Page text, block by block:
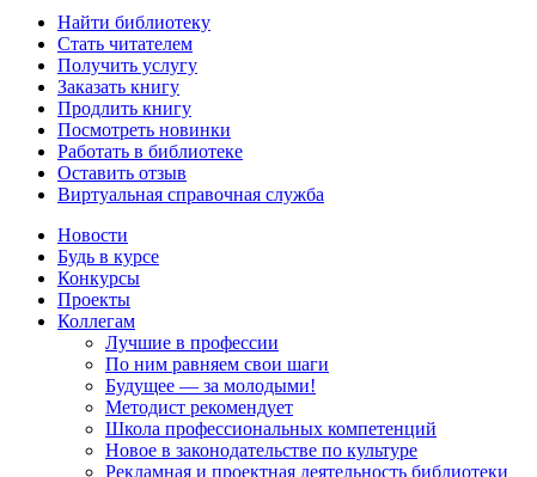
Найти библиотеку
Стать читателем
Получить услугу
Заказать книгу
Продлить книгу
Посмотреть новинки
Работать в библиотеке
Оставить отзыв
Виртуальная справочная служба
Новости
Будь в курсе
Конкурсы
Проекты
Коллегам
Лучшие в профессии
По ним равняем свои шаги
Будущее — за молодыми!
Методист рекомендует
Школа профессиональных компетенций
Новое в законодательстве по культуре
Рекламная и проектная деятельность библиотеки